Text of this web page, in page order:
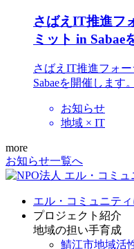
さばえIT推進フ
ミット in Sabae
さばえIT推進フォ
Sabaeを開催します。
お知らせ
地域 × IT
more
お知らせ一覧へ
エル・コミュニテ
プロジェクト紹介
地域の担い手育成
鯖江市地域活